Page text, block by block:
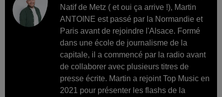
Natif de Metz ( et oui ça arrive !), Martin
ANTOINE est passé par la Normandie et
Paris avant de rejoindre l'Alsace. Formé
dans une école de journalisme de la
capitale, il a commencé par la radio avant
de collaborer avec plusieurs titres de
presse écrite. Martin a rejoint Top Music en
2021 pour présenter les flashs de la